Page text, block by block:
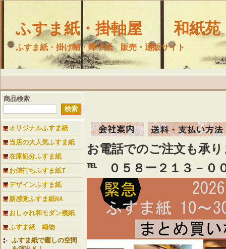
ふすま紙・掛軸屋 和紙苑
ふすま紙・掛け軸・障子紙 販売・通販サイト
商品検索
オリジナルふすま紙
当店の大人気ふすま紙
在庫処分ふすま紙
お値打ちふすま紙T
デザインふすま紙
新感覚ふすま紙NA
おしゃれ和モダン襖紙
ふすま紙 織物
ふすま紙で癒しの空間
お電話でのご注文も承
℡ ０５８ー２１３－０